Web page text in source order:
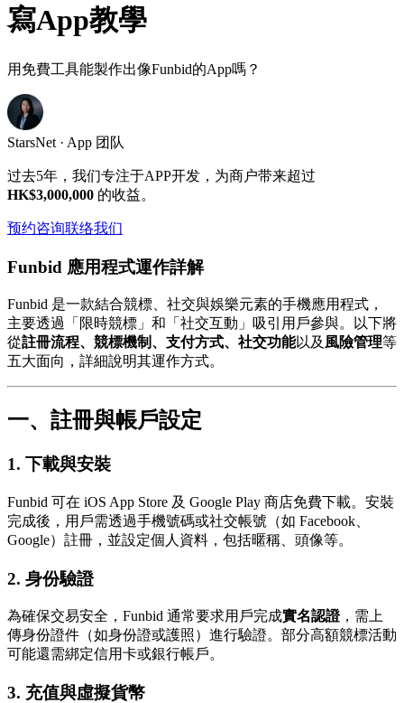
寫App教學
用免費工具能製作出像Funbid的App嗎？
StarsNet · App 团队
过去5年，我们专注于APP开发，为商户带来超过
HK$3,000,000 的收益。
预约咨询联络我们
Funbid 應用程式運作詳解
Funbid 是一款結合競標、社交與娛樂元素的手機應用程式，
主要透過「限時競標」和「社交互動」吸引用戶參與。以下將
從註冊流程、競標機制、支付方式、社交功能以及 風險管理等
五大面向，詳細說明其運作方式。
一、註冊與帳戶設定
1. 下載與安裝
Funbid 可在 iOS App Store 及 Google Play 商店免費下載。安裝
完成後，用戶需透過手機號碼或社交帳號（如 Facebook、
Google）註冊，並設定個人資料，包括暱稱、頭像等。
2. 身份驗證
為確保交易安全，Funbid 通常要求用戶完成實名認證，需上
傳身份證件（如身份證或護照）進行驗證。部分高額競標活動
可能還需綁定信用卡或銀行帳戶。
3. 充值與虛擬貨幣